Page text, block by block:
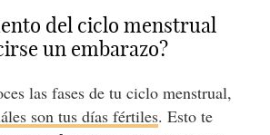
del ciclo menstrual
un embarazo?
las fases de tu ciclo menstrual,
son tus días fértiles. Esto te